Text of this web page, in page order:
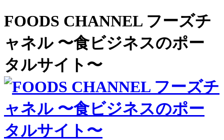
FOODS CHANNEL フーズチ
ャネル 〜食ビジネスのポー
タルサイト〜